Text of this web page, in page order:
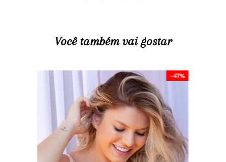
Você também vai gostar
-47%